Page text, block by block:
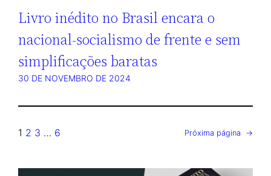
Livro inédito no Brasil encara o
nacional-socialismo de frente e sem
simplificações baratas
30 DE NOVEMBRO DE 2024
1 2 3 … 6 Próxima página →